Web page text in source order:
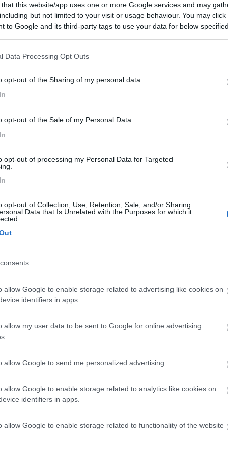
that this website/app uses one or more Google services and may
but not limited to your visit or usage behaviour. You may
to Google and its third-party tags to use your data for below
Data Processing Opt Outs
opt-out of the Sharing of my personal data.
opt-out of the Sale of my Personal Data.
opt-out of processing my Personal Data for Targeted
opt-out of Collection, Use, Retention, Sale, and/or Sharing
Data that Is Unrelated with the Purposes for which it
allow Google to enable storage related to advertising like cookies on
identifiers in apps.
allow my user data to be sent to Google for online advertising
allow Google to send me personalized advertising.
allow Google to enable storage related to analytics like cookies on
identifiers in apps.
allow Google to enable storage related to functionality of the website
/ Posizione
senza ombra e senza servizi nell periferia di ...
Posizione
15
4,3
Posizione
10.1km
Boskovica
6
Posizione
agricola è dedita principalmente alla coltivaz...
- Istria - 10.9km